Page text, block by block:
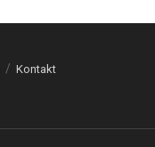
Kontakt